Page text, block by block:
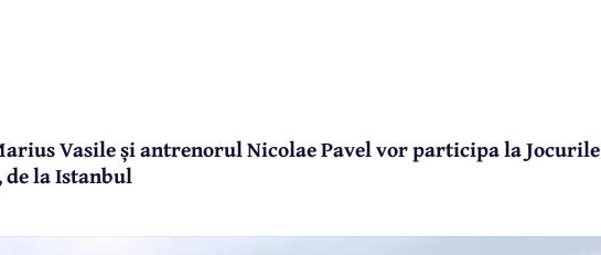
Vasile și antrenorul Nicolae Pavel vor participa la Jocurile
la Istanbul